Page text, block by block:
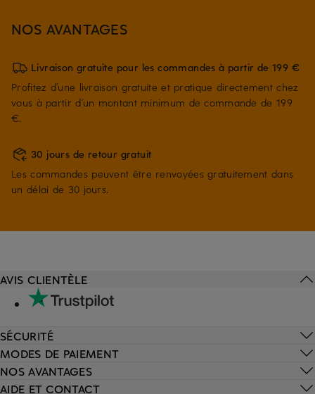
NOS AVANTAGES
Livraison gratuite pour les commandes à partir de 199 €
Profitez d’une livraison gratuite et pratique directement chez
vous à partir d’un montant minimum de commande de 199
€.
30 jours de retour gratuit
Les commandes peuvent être renvoyées gratuitement dans
un délai de 30 jours.
AIDE ET CONTACT
AVIS CLIENTÈLE
SÉCURITÉ
MODES DE PAIEMENT
NOS AVANTAGES